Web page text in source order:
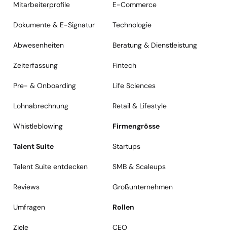
Mitarbeiterprofile
Dokumente & E-Signatur
Abwesenheiten
Zeiterfassung
Pre- & Onboarding
Lohnabrechnung
Whistleblowing
Talent Suite
Talent Suite entdecken
Reviews
Umfragen
Ziele
E-Commerce
Technologie
Beratung & Dienstleistung
Fintech
Life Sciences
Retail & Lifestyle
Firmengrösse
Startups
SMB & Scaleups
Großunternehmen
Rollen
CEO